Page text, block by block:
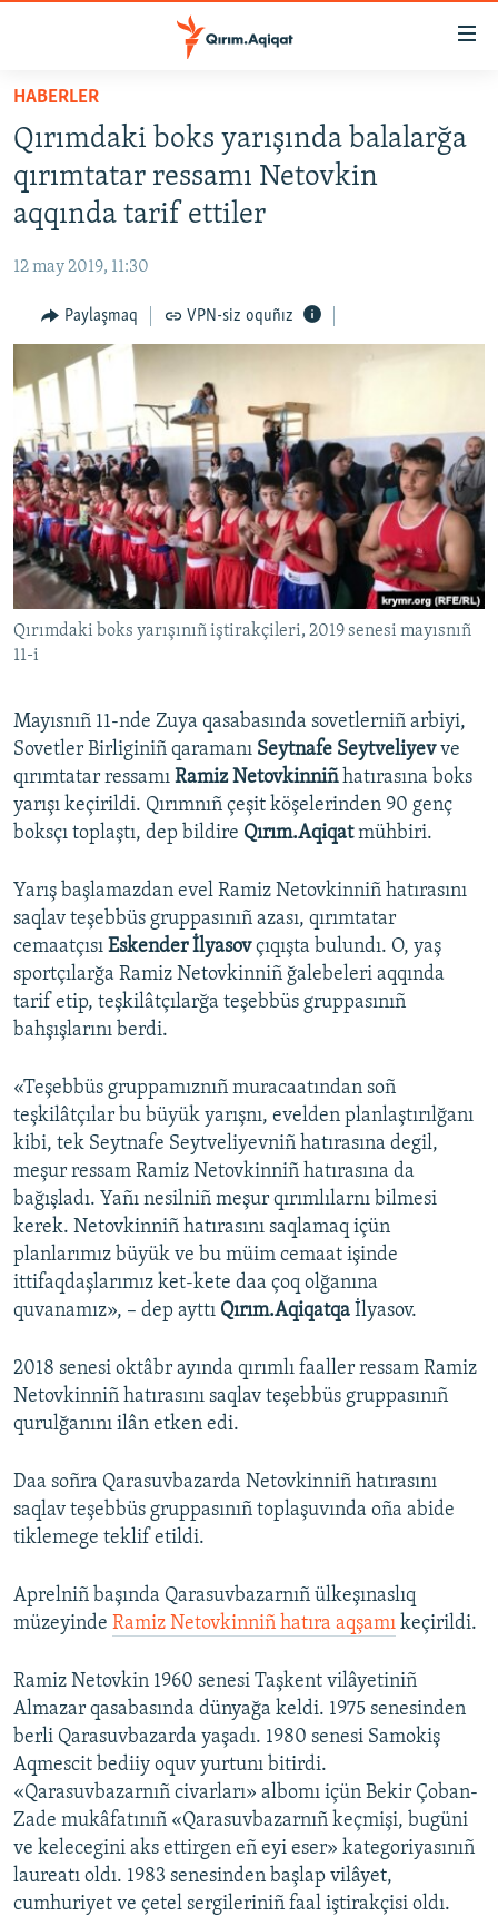
Esas
qaytmaq
Baş
navigatsiyağa
qaytmaq
Qıdıruvğa
qaytmaq
HABERLER
SİYASET
İQTİSADİYAT
MEDENİYET
İNSAN AQLARI
VİDEO
SÜRET
BLOGLAR
FİKİR
Русский
Українською
QOŞULIÑIZ!
RFE/RS bütün saytları
HABERLER
Qırımdaki boks yarışında balalarğa
qırımtatar ressamı Netovkin
aqqında tarif ettiler
12 may 2019, 11:30
Paylaşmaq VPN-siz oquñız
Qırımdaki boks yarışınıñ iştirakçileri, 2019 senesi mayısnıñ
11-i
Mayısnıñ 11-nde Zuya qasabasında sovetlerniñ arbiyi,
Sovetler Birliginiñ qaramanı Seytnafe Seytveliyevve
qırımtatar ressamı Ramiz Netovkinniñhatırasına boks
yarışı keçirildi. Qırımnıñ çeşit köşelerinden 90 genç
boksçı toplaştı, dep bildire Qırım.Aqiqatmühbiri.
Yarış başlamazdan evel Ramiz Netovkinniñ hatırasını
saqlav teşebbüs gruppasınıñ azası, qırımtatar
cemaatçısı Eskender İlyasovçıqışta bulundı. O, yaş
sportçılarğa Ramiz Netovkinniñ ğalebeleri aqqında
tarif etip, teşkilâtçılarğa teşebbüs gruppasınıñ
bahşışlarını berdi.
«Teşebbüs gruppamıznıñ muracaatından soñ
teşkilâtçılar bu büyük yarışnı, evelden planlaştırılğanı
kibi, tek Seytnafe Seytveliyevniñ hatırasına degil,
meşur ressam Ramiz Netovkinniñ hatırasına da
bağışladı. Yañı nesilniñ meşur qırımlılarnı bilmesi
kerek. Netovkinniñ hatırasını saqlamaq içün
planlarımız büyük ve bu müim cemaat işinde
ittifaqdaşlarımız ket-kete daa çoq olğanına
quvanamız», – dep ayttı Qırım.Aqiqatqa İlyasov.
2018 senesi oktâbr ayında qırımlı faaller ressam Ramiz
Netovkinniñ hatırasını saqlav teşebbüs gruppasınıñ
qurulğanını ilân etken edi.
Daa soñra Qarasuvbazarda Netovkinniñ hatırasını
saqlav teşebbüs gruppasınıñ toplaşuvında oña abide
tiklemege teklif etildi.
Aprelniñ başında Qarasuvbazarnıñ ülkeşınaslıq
müzeyinde Ramiz Netovkinniñ hatıra aqşamı keçirildi.
Ramiz Netovkin 1960 senesi Taşkent vilâyetiniñ
Almazar qasabasında dünyağa keldi. 1975 senesinden
berli Qarasuvbazarda yaşadı. 1980 senesi Samokiş
Aqmescit bediiy oquv yurtunı bitirdi.
«Qarasuvbazarnıñ civarları» albomı içün Bekir Çoban-
Zade mukâfatınıñ «Qarasuvbazarnıñ keçmişi, bugüni
ve kelecegini aks ettirgen eñ eyi eser» kategoriyasınıñ
laureatı oldı. 1983 senesinden başlap vilâyet,
cumhuriyet ve çetel sergileriniñ faal iştirakçisi oldı.